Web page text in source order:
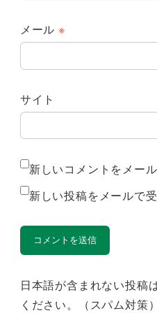
メール ※
サイト
新しいコメントをメー
新しい投稿をメールで
日本語が含まれない投稿
ください。（スパム対策）